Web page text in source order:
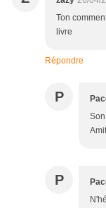
Ton
livre
Répondre
P
P